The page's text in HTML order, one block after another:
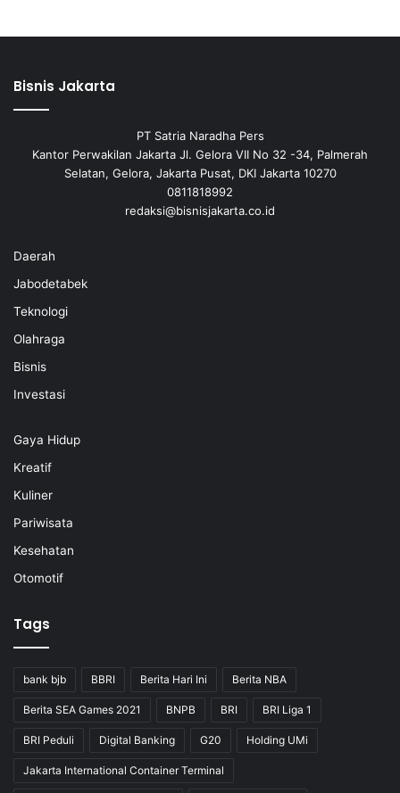
Bisnis Jakarta
PT Satria Naradha Pers
Kantor Perwakilan Jakarta Jl. Gelora VII No 32 -34, Palmerah
Selatan, Gelora, Jakarta Pusat, DKI Jakarta 10270
0811818992
redaksi@bisnisjakarta.co.id
Daerah
Jabodetabek
Teknologi
Olahraga
Bisnis
Investasi
Gaya Hidup
Kreatif
Kuliner
Pariwisata
Kesehatan
Otomotif
Tags
bank bjb BBRI Berita Hari Ini Berita NBA
Berita SEA Games 2021 BNPB BRI BRI Liga 1
BRI Peduli Digital Banking G20 Holding UMi
Jakarta International Container Terminal